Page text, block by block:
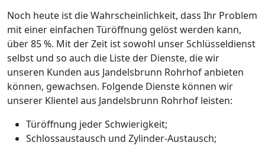
Noch heute ist die Wahrscheinlichkeit, dass Ihr Problem
mit einer einfachen Türöffnung gelöst werden kann,
über 85 %. Mit der Zeit ist sowohl unser Schlüsseldienst
selbst und so auch die Liste der Dienste, die wir
unseren Kunden aus Jandelsbrunn Rohrhof anbieten
können, gewachsen. Folgende Dienste können wir
unserer Klientel aus Jandelsbrunn Rohrhof leisten:
Türöffnung jeder Schwierigkeit;
Schlossaustausch und Zylinder-Austausch;